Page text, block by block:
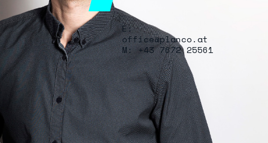
E:
office@planco.at
M: +43 7672 25561